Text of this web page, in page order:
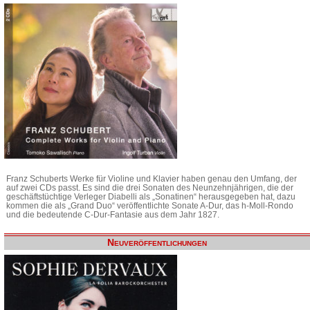
Franz Schuberts Werke für Violine und Klavier haben genau den Umfang, der
auf zwei CDs passt. Es sind die drei Sonaten des Neunzehnjährigen, die der
geschäftstüchtige Verleger Diabelli als „Sonatinen“ herausgegeben hat, dazu
kommen die als „Grand Duo“ veröffentlichte Sonate A-Dur, das h-Moll-Rondo
und die bedeutende C-Dur-Fantasie aus dem Jahr 1827.
Neuveröffentlichungen